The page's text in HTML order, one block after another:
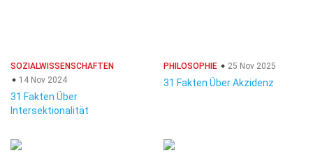
SOZIALWISSENSCHAFTEN
14 Nov 2024
31 Fakten Über
Intersektionalität
PHILOSOPHIE 25 Nov 2025
31 Fakten Über Akzidenz